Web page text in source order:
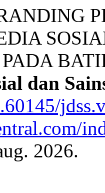
dan
2026.